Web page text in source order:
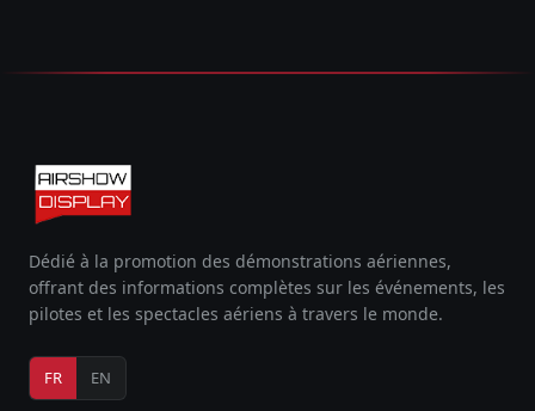
Dédié à la promotion des démonstrations aériennes,
offrant des informations complètes sur les événements, les
pilotes et les spectacles aériens à travers le monde.
FR EN